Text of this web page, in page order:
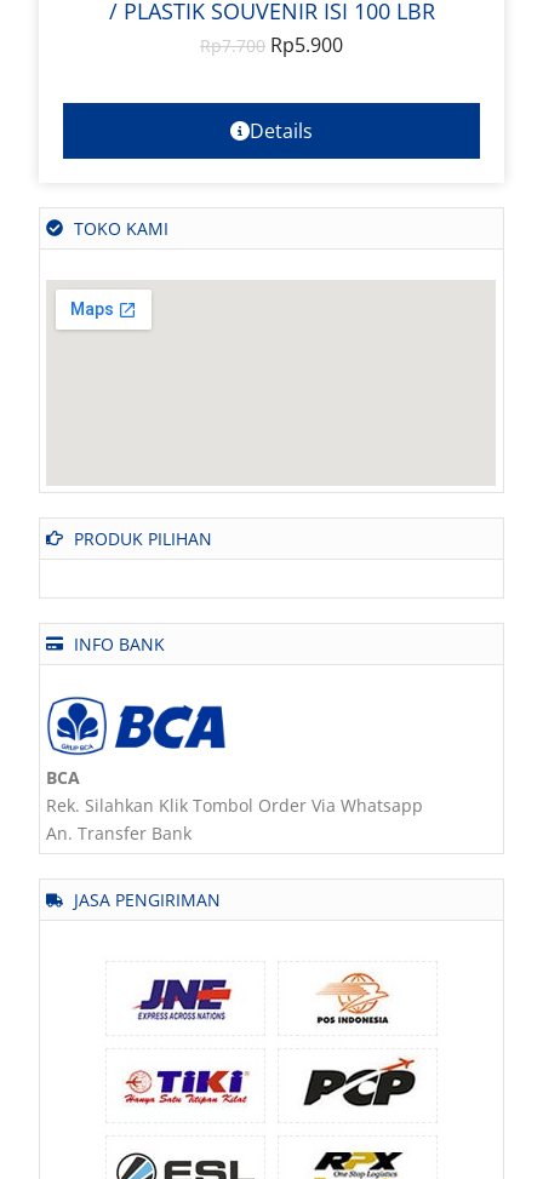
/ PLASTIK SOUVENIR ISI 100 LBR
Rp7.700 Rp5.900
Details
TOKO KAMI
PRODUK PILIHAN
INFO BANK
BCA
Rek. Silahkan Klik Tombol Order Via Whatsapp
An. Transfer Bank
JASA PENGIRIMAN